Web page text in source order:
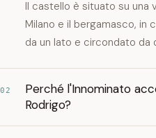
Il castello è situato su una
Milano e il bergamasco, in
da un lato e circondato da
02
Perché l'Innominato
Rodrigo?